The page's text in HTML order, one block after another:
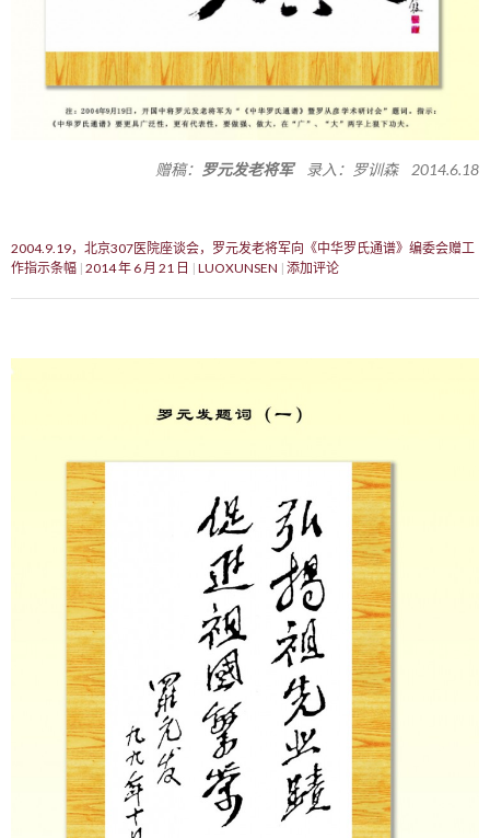
赠稿： 罗元发老将军录入：罗训森 2014.6.18
2004.9.19，北京307医院座谈会，罗元发老将军向《中华罗氏通谱》编委会赠工
作指示条幅 2014 年 6 月 21 日 LUOXUNSEN 添加评论